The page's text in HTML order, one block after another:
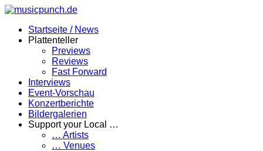
Zum
springenStartseite / News
Plattenteller
Previews
Reviews
Fast Forward
Interviews
Event-Vorschau
Konzertberichte
Bildergalerien
Support your Local …
… Artists
… Venues